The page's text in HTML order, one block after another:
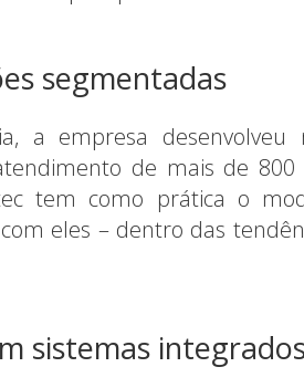
segmentadas
a empresa desenvolveu
de mais de 800
tem como prática o
eles – dentro das
sistemas